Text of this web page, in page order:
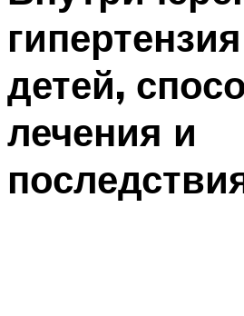
детей,
лечения и